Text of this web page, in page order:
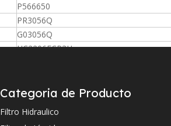
P566650
PR3056Q
G03056Q
HC2206FCP3H
HC2206FKP3ZZ
ABZFDS004003N2101XVA
Categoria de Producto
Filtro Hidraulico